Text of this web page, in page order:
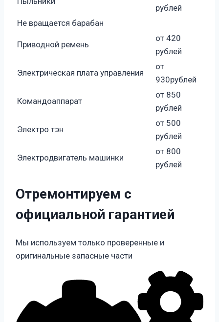
рублей
Не вращается барабан
Приводной ремень
от 420
рублей
Электрическая плата управления
от
930рублей
Командоаппарат
от 850
рублей
Электро тэн
от 500
рублей
Электродвигатель машинки
от 800
рублей
Отремонтируем с
официальной гарантией
Мы используем только проверенные и
оригинальные запасные части